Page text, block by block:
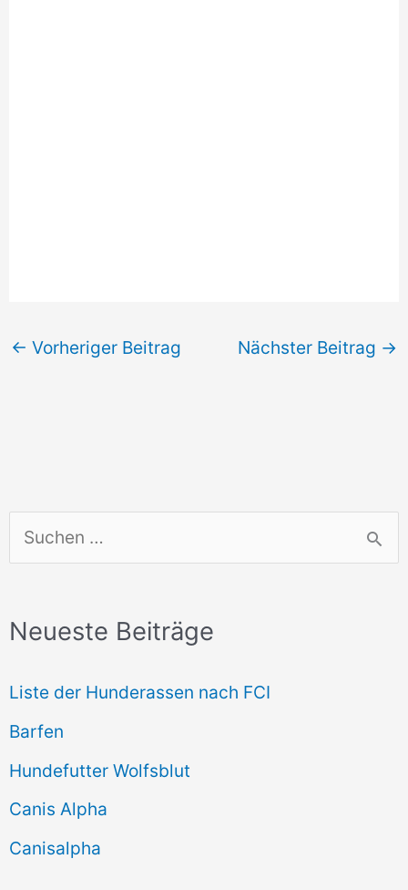
u
h
n
n
a
c
h
Neueste Beiträge
Liste der Hunderassen nach FCI
Barfen
Hundefutter Wolfsblut
Canis Alpha
Canisalpha
← Vorheriger Beitrag Nächster Beitrag →